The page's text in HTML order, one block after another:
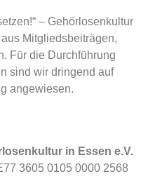
– Gehörlosenkultur
Mitgliedsbeiträgen,
Für die Durchführung
sind wir dringend auf
angewiesen.
in Essen e.V.
3605 0105 0000 2568